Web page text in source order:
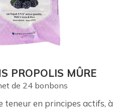
PROPOLIS MÛRE
de 24 bonbons
teneur en principes actifs, à